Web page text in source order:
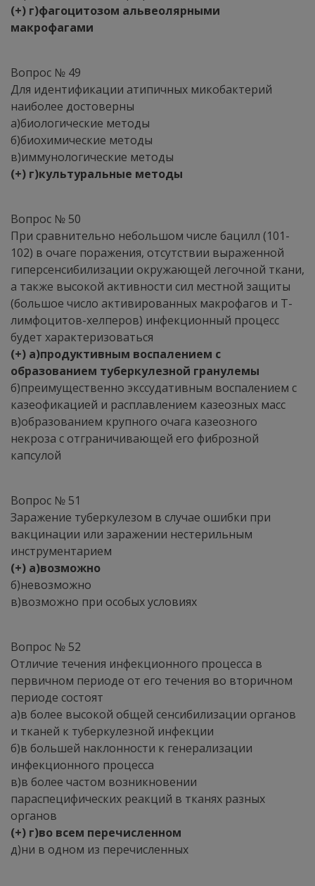
(+) г)фагоцитозом альвеолярными
макрофагами
Вопрос № 49
Для идентификации атипичных микобактерий
наиболее достоверны
а)биологические методы
б)биохимические методы
в)иммунологические методы
(+) г)культуральные методы
Вопрос № 50
При сравнительно небольшом числе бацилл (101-
102) в очаге поражения, отсутствии выраженной
гиперсенсибилизации окружающей легочной ткани,
а также высокой активности сил местной защиты
(большое число активированных макрофагов и Т-
лимфоцитов-хелперов) инфекционный процесс
будет характеризоваться
(+) а)продуктивным воспалением с
образованием туберкулезной гранулемы
б)преимущественно экссудативным воспалением с
казеофикацией и расплавлением казеозных масс
в)образованием крупного очага казеозного
некроза с отграничивающей его фиброзной
капсулой
Вопрос № 51
Заражение туберкулезом в случае ошибки при
вакцинации или заражении нестерильным
инструментарием
(+) а)возможно
б)невозможно
в)возможно при особых условиях
Вопрос № 52
Отличие течения инфекционного процесса в
первичном периоде от его течения во вторичном
периоде состоят
а)в более высокой общей сенсибилизации органов
и тканей к туберкулезной инфекции
б)в большей наклонности к генерализации
инфекционного процесса
в)в более частом возникновении
параспецифических реакций в тканях разных
органов
(+) г)во всем перечисленном
д)ни в одном из перечисленных